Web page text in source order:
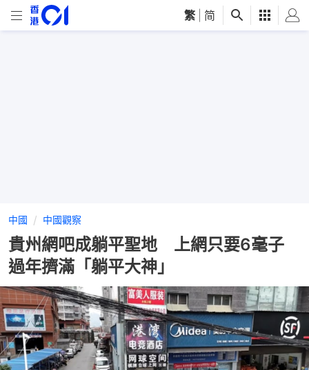
繁 简
中國 中國觀察
貴州網吧成躺平聖地 上網只要6毫子
過年擠滿「躺平大神」